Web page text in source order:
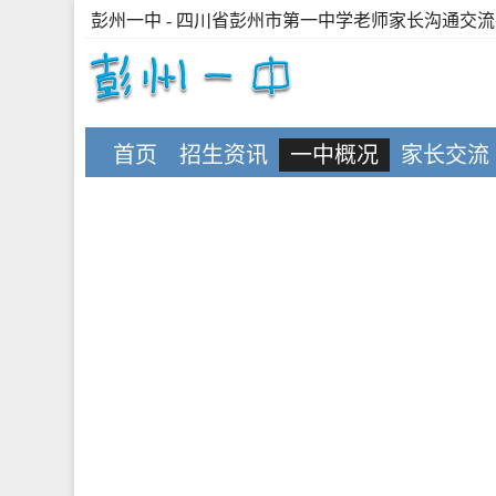
彭州一中 - 四川省彭州市第一中学老师家长沟通交
首页 招生资讯 一中概况 家长交流